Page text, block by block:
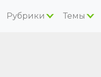
Рубрики Темы